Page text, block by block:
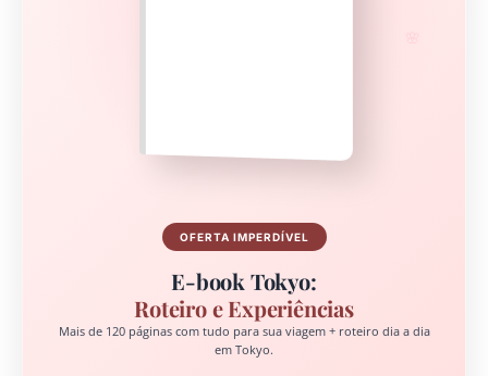
OFERTA IMPERDÍVEL
E-book Tokyo:
Roteiro e Experiências
Mais de 120 páginas com tudo para sua viagem + roteiro dia a dia
em Tokyo.